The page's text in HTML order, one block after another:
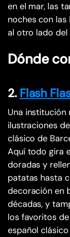
en el mar, las
noches con
al otro lado del
Dónde
2. Flash
Una institución
ilustraciones
clásico de
Aquí todo gira
doradas y
patatas hasta
decoración en
décadas, y
los favoritos
español